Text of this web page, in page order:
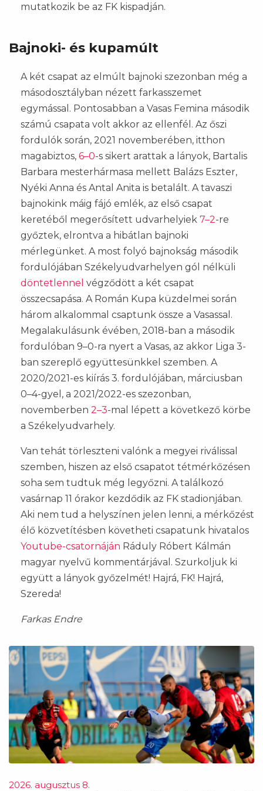
mutatkozik be az FK kispadján.
Bajnoki- és kupamúlt
A két csapat az elmúlt bajnoki szezonban még a
másodosztályban nézett farkasszemet
egymással. Pontosabban a Vasas Femina második
számú csapata volt akkor az ellenfél. Az őszi
fordulók során, 2021 novemberében, itthon
magabiztos, 6–0-s sikert arattak a lányok, Bartalis
Barbara mesterhármasa mellett Balázs Eszter,
Nyéki Anna és Antal Anita is betalált. A tavaszi
bajnokink máig fájó emlék, az első csapat
keretéből megerősített udvarhelyiek 7–2-re
győztek, elrontva a hibátlan bajnoki
mérlegünket. A most folyó bajnokság második
fordulójában Székelyudvarhelyen gól nélküli
döntetlennel végződött a két csapat
összecsapása. A Román Kupa küzdelmei során
három alkalommal csaptunk össze a Vasassal.
Megalakulásunk évében, 2018-ban a második
fordulóban 9–0-ra nyert a Vasas, az akkor Liga 3-
ban szereplő együttesünkkel szemben. A
2020/2021-es kiírás 3. fordulójában, márciusban
0–4-gyel, a 2021/2022-es szezonban,
novemberben 2–3-mal lépett a következő körbe
a Székelyudvarhely.
Van tehát törleszteni valónk a megyei riválissal
szemben, hiszen az első csapatot tétmérkőzésen
soha sem tudtuk még legyőzni. A találkozó
vasárnap 11 órakor kezdődik az FK stadionjában.
Aki nem tud a helyszínen jelen lenni, a mérkőzést
élő közvetítésben követheti csapatunk hivatalos
Youtube-csatornáján Ráduly Róbert Kálmán
magyar nyelvű kommentárjával. Szurkoljuk ki
együtt a lányok győzelmét! Hajrá, FK! Hajrá,
Szereda!
Farkas Endre
2026. augusztus 8.